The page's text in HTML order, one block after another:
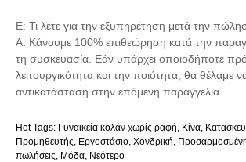
Ε: Τι λέτε για την εξυπηρέτηση μετά την
Α: Κάνουμε 100% επιθεώρηση κατά την
τη συσκευασία. Εάν υπάρχει οποιοδήποτε
λειτουργικότητα και την ποιότητα, θα θέλαμε
αντικατάσταση στην επόμενη παραγγελία.
Hot Tags: Γυναικεία κολάν χωρίς ραφή, Κίνα,
Προμηθευτής, Εργοστάσιο, Χονδρική,
πωλήσεις, Μόδα, Νεότερο